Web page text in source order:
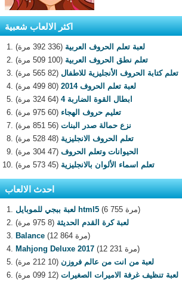
اكثر الالعاب شعبية
لعبة تعلم الحروف العربية (336 392 مرة)
تعلم نطق الحروف العربية (100 509 مرة)
تعلم كتابة الحروف الأنجليزية للاطفال (82 565 مرة)
لعبة تعلم الحروف 2014
(80 499 مرة)
ابطال القوة الضاربة 4
(64 324 مرة)
تعليم حروف الهجاء (60 975 مرة)
نزع حمالة صدر البنات (56 851 مرة)
تعلم الحروف الانجليزية (48 528 مرة)
الحيوانات وتعلم الحروف (47 304 مرة)
تعلم اسماء الألوان بالانجليزية (45 573 مرة)
احدث الالعاب
لعبة ببجي للموبايل html5
(6 755 مرة)
لعبة كرة القدم الحديثة (8 975 مرة)
Balance
(12 864 مرة)
Mahjong Deluxe 2017
(12 231 مرة)
لعبة من انت من عالم فروزن (10 212 مرة)
لعبة تنظيف غرفة الاميرات الصغيرات (12 099 مرة)